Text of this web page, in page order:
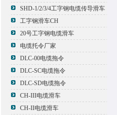
SHD-1/2/3/4工字钢电缆传导滑车
工字钢滑车CH
20号工字钢电缆滑车
电缆托令厂家
DLC-00电缆拖令
DLC-SC电缆拖令
DLC-SD电缆拖令
CH-III电缆滑车
CH-II电缆滑车